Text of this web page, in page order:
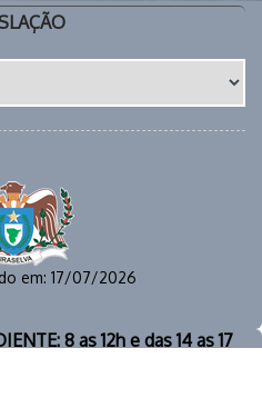
em: 17/07/2026
8 as 12h e das 14 as 17